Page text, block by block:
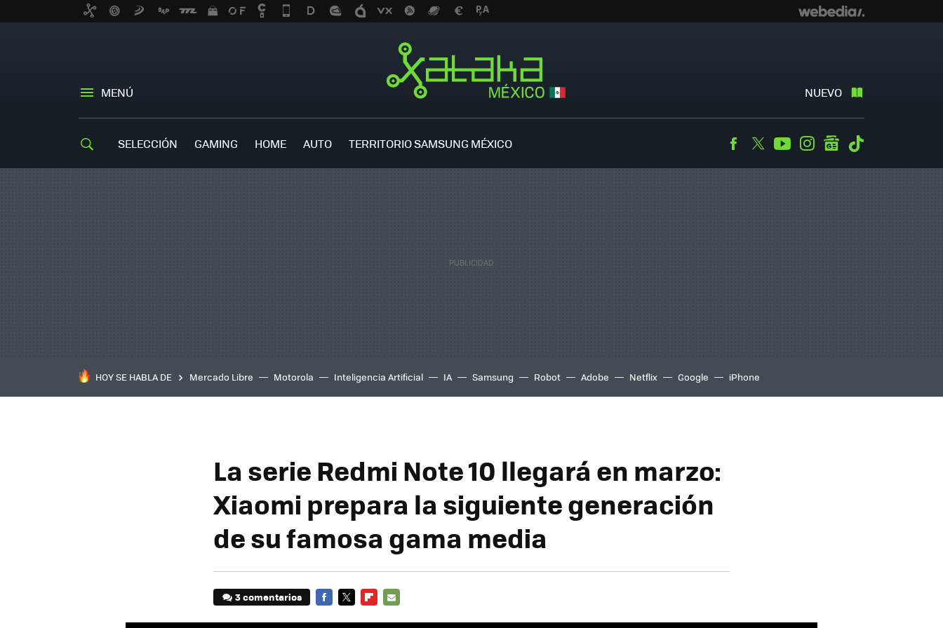
MENÚ NUEVO
SELECCIÓN GAMING HOME AUTO TERRITORIO SAMSUNG MÉXICO Facebook
TwitterYoutubeInstagramgooglenews
HOY SE HABLA DE Mercado Libre Motorola Inteligencia Artificial IA Samsung Robot Adobe Netflix Google iPhone
La serie Redmi Note 10 llegará en marzo:
Xiaomi prepara la siguiente generación
de su famosa gama media
3 comentarios